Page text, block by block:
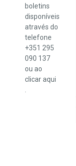
boletins
disponíveis
através do
telefone
+351 295
090 137
ou ao
clicaraqui